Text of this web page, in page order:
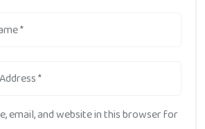
email, and website in this browser for